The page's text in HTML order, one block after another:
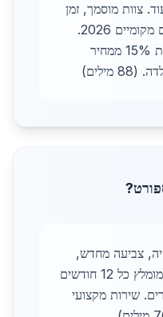
צוות מוסמך, זמן
2-4 שבועות. עמידה בתקנים מקומיים 2026.
כולל יסודות בטון. עלות נוספת 15% ממחיר
צביעה מחדש,
בדיקות מבניות. בכפר סבא, מומלץ כל 12 חודשים
שירות מקצועי